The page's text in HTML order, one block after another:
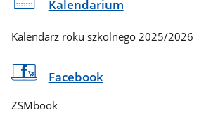
Kalendarium
Kalendarz roku szkolnego 2025/2026
Facebook
ZSMbook